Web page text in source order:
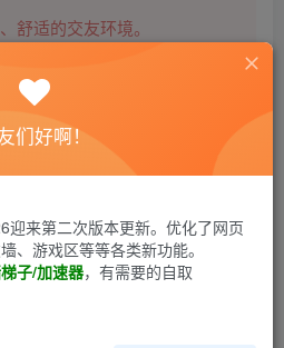
舒适的交友环境。
网罗包括训诫文、腐文在内的
特别的喜欢何晨光，所以我用自
写写何晨光的另一面，此文纯属
们好啊！
迎来第二次版本更新。优化了网页
、游戏区等等各类新功能。
子/加速器，有需要的自取